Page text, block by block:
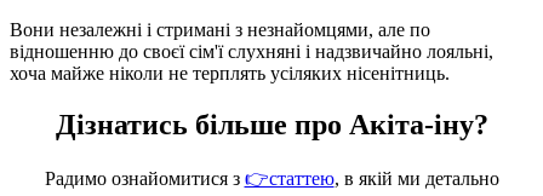
Вони незалежні і стримані з незнайомцями, але по
відношенню до своєї сім'ї слухняні і надзвичайно лояльні,
хоча майже ніколи не терплять усіляких нісенітниць.
Дізнатись більше про Акіта-іну?
Радимо ознайомитися з 👉статтею, в якій ми детально